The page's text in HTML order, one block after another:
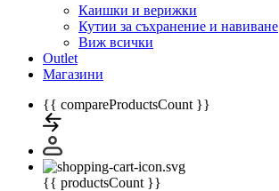
Каишки и верижки
Кутии за съхранение и навиване
Виж всички
Outlet
Магазини
{{ compareProductsCount }}
{{ productsCount }}